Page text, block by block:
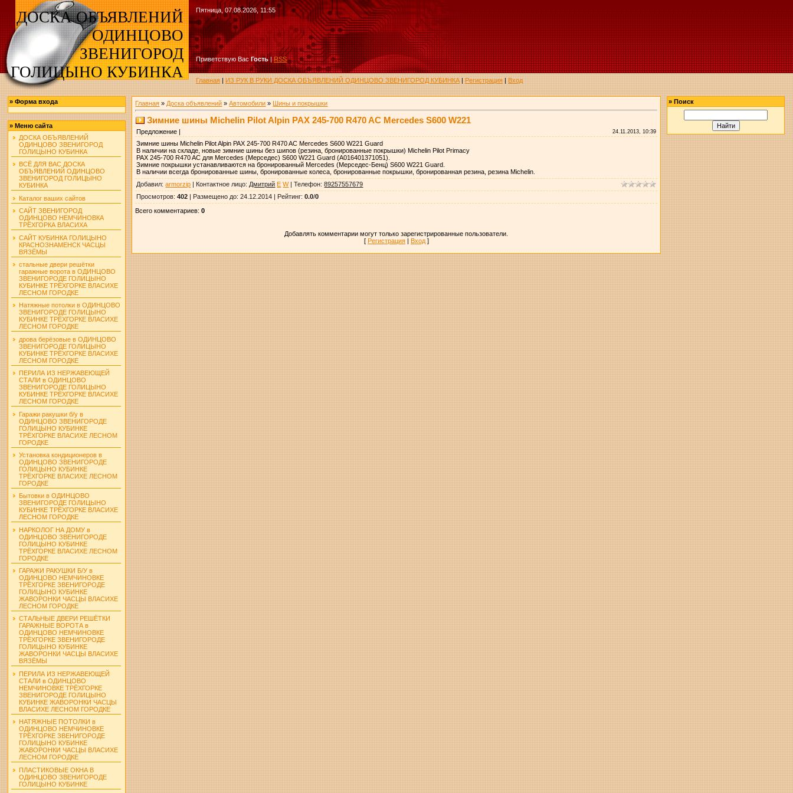
ДОСКА ОБЪЯВЛЕНИЙ
ОДИНЦОВО
ЗВЕНИГОРОД
ГОЛИЦЫНО КУБИНКА
Пятница, 07.08.2026, 11:55
Приветствую Вас Гость|RSS
Главная|ИЗ РУК В РУКИ ДОСКА ОБЪЯВЛЕНИЙ ОДИНЦОВО ЗВЕНИГОРОД КУБИНКА|Регистрация|Вход
»Форма входа
»Меню сайта
ДОСКА ОБЪЯВЛЕНИЙ
ОДИНЦОВО ЗВЕНИГОРОД
ГОЛИЦЫНО КУБИНКА
ВСЁ ДЛЯ ВАС ДОСКА
ОБЪЯВЛЕНИЙ ОДИНЦОВО
ЗВЕНИГОРОД ГОЛИЦЫНО
КУБИНКА
Каталог ваших сайтов
САЙТ ЗВЕНИГОРОД
ОДИНЦОВО НЕМЧИНОВКА
ТРЁХГОРКА ВЛАСИХА
САЙТ КУБИНКА ГОЛИЦЫНО
КРАСНОЗНАМЕНСК ЧАСЦЫ
ВЯЗЁМЫ
стальные двери решётки
гаражные ворота в ОДИНЦОВО
ЗВЕНИГОРОДЕ ГОЛИЦЫНО
КУБИНКЕ ТРЁХГОРКЕ ВЛАСИХЕ
ЛЕСНОМ ГОРОДКЕ
Натяжные потолки в ОДИНЦОВО
ЗВЕНИГОРОДЕ ГОЛИЦЫНО
КУБИНКЕ ТРЁХГОРКЕ ВЛАСИХЕ
ЛЕСНОМ ГОРОДКЕ
дрова берёзовые в ОДИНЦОВО
ЗВЕНИГОРОДЕ ГОЛИЦЫНО
КУБИНКЕ ТРЁХГОРКЕ ВЛАСИХЕ
ЛЕСНОМ ГОРОДКЕ
ПЕРИЛА ИЗ НЕРЖАВЕЮЩЕЙ
СТАЛИ в ОДИНЦОВО
ЗВЕНИГОРОДЕ ГОЛИЦЫНО
КУБИНКЕ ТРЁХГОРКЕ ВЛАСИХЕ
ЛЕСНОМ ГОРОДКЕ
Гаражи ракушки б/у в
ОДИНЦОВО ЗВЕНИГОРОДЕ
ГОЛИЦЫНО КУБИНКЕ
ТРЁХГОРКЕ ВЛАСИХЕ ЛЕСНОМ
ГОРОДКЕ
Установка кондиционеров в
ОДИНЦОВО ЗВЕНИГОРОДЕ
ГОЛИЦЫНО КУБИНКЕ
ТРЁХГОРКЕ ВЛАСИХЕ ЛЕСНОМ
ГОРОДКЕ
Бытовки в ОДИНЦОВО
ЗВЕНИГОРОДЕ ГОЛИЦЫНО
КУБИНКЕ ТРЁХГОРКЕ ВЛАСИХЕ
ЛЕСНОМ ГОРОДКЕ
НАРКОЛОГ НА ДОМУ в
ОДИНЦОВО ЗВЕНИГОРОДЕ
ГОЛИЦЫНО КУБИНКЕ
ТРЁХГОРКЕ ВЛАСИХЕ ЛЕСНОМ
ГОРОДКЕ
ГАРАЖИ РАКУШКИ Б/У в
ОДИНЦОВО НЕМЧИНОВКЕ
ТРЁХГОРКЕ ЗВЕНИГОРОДЕ
ГОЛИЦЫНО КУБИНКЕ
ЖАВОРОНКИ ЧАСЦЫ ВЛАСИХЕ
ЛЕСНОМ ГОРОДКЕ
СТАЛЬНЫЕ ДВЕРИ РЕШЁТКИ
ГАРАЖНЫЕ ВОРОТА в
ОДИНЦОВО НЕМЧИНОВКЕ
ТРЁХГОРКЕ ЗВЕНИГОРОДЕ
ГОЛИЦЫНО КУБИНКЕ
ЖАВОРОНКИ ЧАСЦЫ ВЛАСИХЕ
ВЯЗЁМЫ
ПЕРИЛА ИЗ НЕРЖАВЕЮЩЕЙ
СТАЛИ в ОДИНЦОВО
НЕМЧИНОВКЕ ТРЁХГОРКЕ
ЗВЕНИГОРОДЕ ГОЛИЦЫНО
КУБИНКЕ ЖАВОРОНКИ ЧАСЦЫ
ВЛАСИХЕ ЛЕСНОМ ГОРОДКЕ
НАТЯЖНЫЕ ПОТОЛКИ в
ОДИНЦОВО НЕМЧИНОВКЕ
ТРЁХГОРКЕ ЗВЕНИГОРОДЕ
ГОЛИЦЫНО КУБИНКЕ
ЖАВОРОНКИ ЧАСЦЫ ВЛАСИХЕ
ЛЕСНОМ ГОРОДКЕ
ПЛАСТИКОВЫЕ ОКНА В
ОДИНЦОВО ЗВЕНИГОРОДЕ
ГОЛИЦЫНО КУБИНКЕ
Главная » Доска объявлений »Автомобили » Шины и покрышки
Зимние шины Miсhelin Pilot Alpin PAX 245-700 R470 AC Mercedes S600 W221
Предложение | 24.11.2013, 10:39
Зимние шины Miсhelin Pilot Alpin PAX 245-700 R470 AC Mercedes S600 W221 Guard
В наличии на складе, новые зимние шины без шипов (резина, бронированные покрышки) Michelin Pilot Primacy
PAX 245-700 R470 AC для Mercedes (Мерседес) S600 W221 Guard (A016401371051).
Зимние покрышки устанавливаются на бронированный Mercedes (Мерседес-Бенц) S600 W221 Guard.
В наличии всегда бронированные шины, бронированные колеса, бронированные покрышки, бронированная резина, резина Michelin.
Добавил:armorzip | Контактное лицо: Дмитрий E W|Телефон:89257557679
Просмотров:402 | Размещено до: 24.12.2014 | Рейтинг:0.0/0
Всего комментариев:0
Добавлять комментарии могут только зарегистрированные пользователи.
[ Регистрация| Вход]
»Поиск